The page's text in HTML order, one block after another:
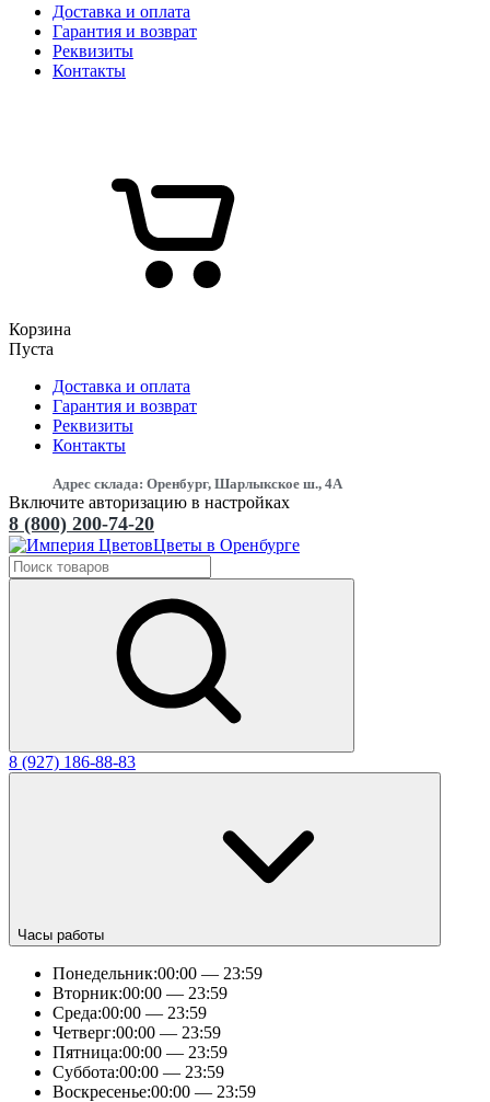
Доставка и оплата
Гарантия и возврат
Реквизиты
Контакты
Корзина
Пуста
Доставка и оплата
Гарантия и возврат
Реквизиты
Контакты
Адрес склада: Оренбург, Шарлыкское ш., 4А
Включите авторизацию в настройках
8 (800) 200-74-20
Цветы в Оренбурге
8 (927) 186-88-83
Часы работы
Понедельник:00:00 — 23:59
Вторник:00:00 — 23:59
Среда:00:00 — 23:59
Четверг:00:00 — 23:59
Пятница:00:00 — 23:59
Суббота:00:00 — 23:59
Воскресенье:00:00 — 23:59